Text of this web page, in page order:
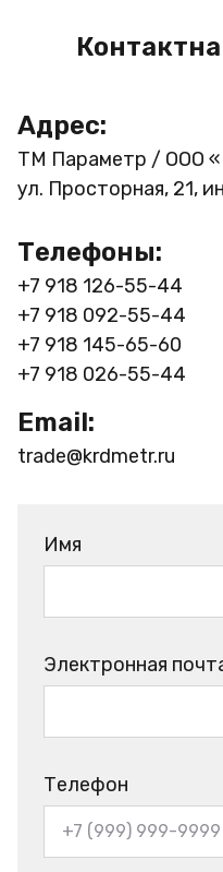
Адрес:
ТМ Параметр / ООО
ул. Просторная, 21,
Телефоны:
+7 918 126-55-44
+7 918 092-55-44
+7 918 145-65-60
+7 918 026-55-44
Email:
trade@krdmetr.ru
Имя
Электронная
Телефон